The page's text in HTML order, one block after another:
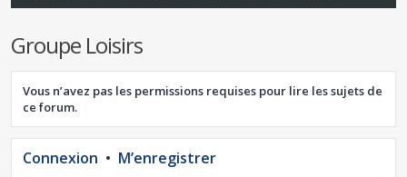
rc
he
Groupe Loisirs
Vous n’avez pas les permissions requises pour lire les sujets de
ce forum.
Connexion • M’enregistrer